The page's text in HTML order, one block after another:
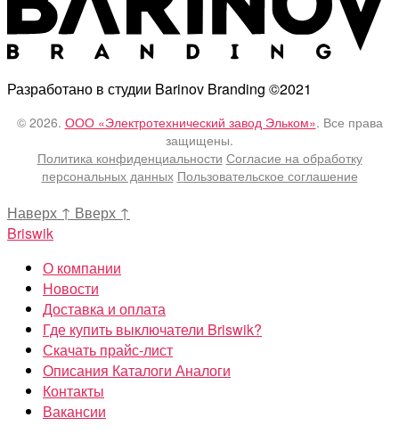
Разработано в студии Barinov Branding ©2021
© 2026. ООО «Электротехнический завод Эльком». Все права
защищены.
Политика конфиденциальности Согласие на обработку
персональных данных Пользовательское соглашение
Наверх ↑ Вверх ↑
Briswik
О компании
Новости
Доставка и оплата
Где купить выключатели Briswik?
Скачать прайс-лист
Описания Каталоги Аналоги
Контакты
Вакансии